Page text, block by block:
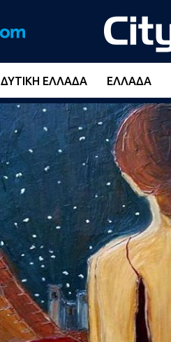
ΔΥΤΙΚΉ ΕΛΛΆΔΑ ΕΛΛΆΔΑ